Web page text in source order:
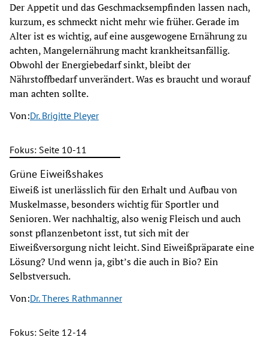
Der Appetit und das Geschmacksempfinden lassen nach,
kurzum, es schmeckt nicht mehr wie früher. Gerade im
Alter ist es wichtig, auf eine ausgewogene Ernährung zu
achten, Mangelernährung macht krankheitsanfällig.
Obwohl der Energiebedarf sinkt, bleibt der
Nährstoffbedarf unverändert. Was es braucht und worauf
man achten sollte.
Von:Dr. Brigitte Pleyer
Fokus: Seite 10-11
Grüne Eiweißshakes
Eiweiß ist unerlässlich für den Erhalt und Aufbau von
Muskelmasse, besonders wichtig für Sportler und
Senioren. Wer nachhaltig, also wenig Fleisch und auch
sonst pflanzenbetont isst, tut sich mit der
Eiweißversorgung nicht leicht. Sind Eiweißpräparate eine
Lösung? Und wenn ja, gibt’s die auch in Bio? Ein
Selbstversuch.
Von:Dr. Theres Rathmanner
Fokus: Seite 12-14